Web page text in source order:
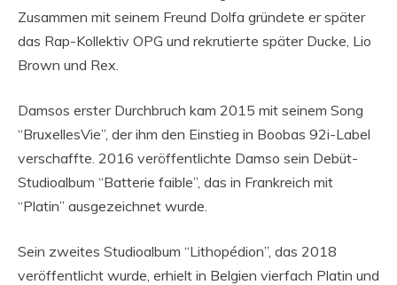
Zusammen mit seinem Freund Dolfa gründete er später
das Rap-Kollektiv OPG und rekrutierte später Ducke, Lio
Brown und Rex.
Damsos erster Durchbruch kam 2015 mit seinem Song
“BruxellesVie”, der ihm den Einstieg in Boobas 92i-Label
verschaffte. 2016 veröffentlichte Damso sein Debüt-
Studioalbum “Batterie faible”, das in Frankreich mit
“Platin” ausgezeichnet wurde.
Sein zweites Studioalbum “Lithopédion”, das 2018
veröffentlicht wurde, erhielt in Belgien vierfach Platin und